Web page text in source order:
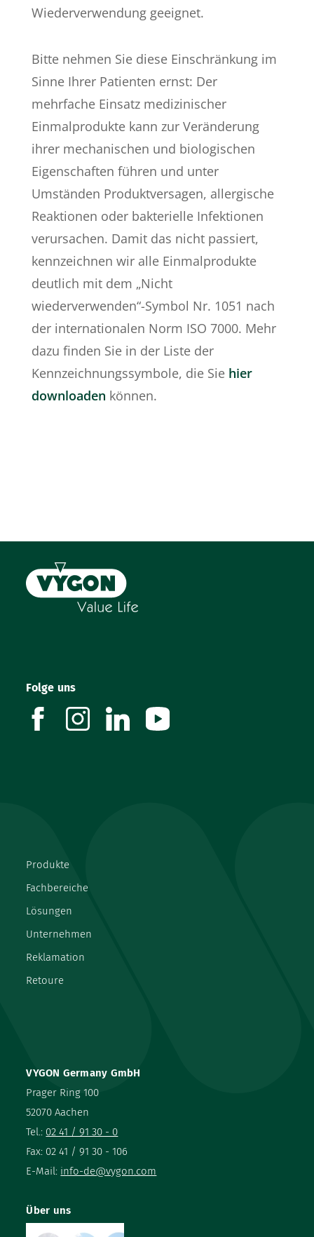
Wiederverwendung geeignet.
Bitte nehmen Sie diese Einschränkung im
Sinne Ihrer Patienten ernst: Der
mehrfache Einsatz medizinischer
Einmalprodukte kann zur Veränderung
ihrer mechanischen und biologischen
Eigenschaften führen und unter
Umständen Produktversagen, allergische
Reaktionen oder bakterielle Infektionen
verursachen. Damit das nicht passiert,
kennzeichnen wir alle Einmalprodukte
deutlich mit dem „Nicht
wiederverwenden“-Symbol Nr. 1051 nach
der internationalen Norm ISO 7000. Mehr
dazu finden Sie in der Liste der
Kennzeichnungssymbole, die Sie hier
downloaden können.
VYGON Germany GmbH
Prager Ring 100
52070 Aachen
Tel.: 02 41 / 91 30 - 0
Fax: 02 41 / 91 30 - 106
E-Mail: info-de@vygon.com
Produkte
Fachbereiche
Lösungen
Unternehmen
Reklamation
Retoure
Über uns
Folge uns